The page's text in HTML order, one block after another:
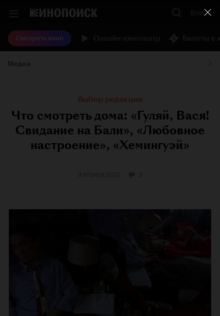
Войти
Смотреть кино
Выбор редакции
Что смотреть дома: «Гуляй, Вася!
Свидание на Бали», «Любовное
настроение», «Хемингуэй»